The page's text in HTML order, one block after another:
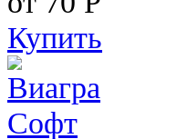
Купить